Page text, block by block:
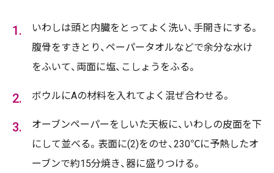
いわしは頭と内臓をとってよく洗い、手開きにする。
腹骨をすきとり、ペーパータオルなどで余分な水け
をふいて、両面に塩、こしょうをふる。
ボウルにAの材料を入れてよく混ぜ合わせる。
オーブンペーパーをしいた天板に、いわしの皮面を下
にして並べる。表面に(2)をのせ、230℃に予熱したオ
ーブンで約15分焼き、器に盛りつける。